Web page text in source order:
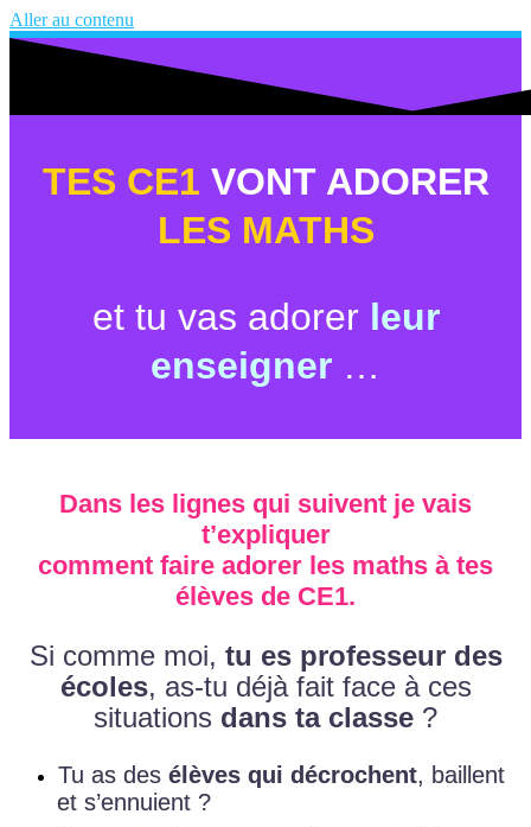
Aller au contenu
TES CE1 VONT ADORER
LES MATHS
et tu vas adorer leur
enseigner …
Dans les lignes qui suivent je vais
t’expliquer
comment faire adorer les maths à tes
élèves de CE1.
Si comme moi, tu es professeur des
écoles, as-tu déjà fait face à ces
situations dans ta classe ?
Tu as des élèves qui décrochent, baillent
et s’ennuient ?